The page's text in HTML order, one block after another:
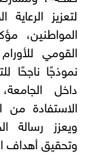
لتعزيز
المواطنين،
القومي
نموذجًا ناجحًا
داخل
الاستفادة من
ويعزز رسالة
وتحقيق أهداف